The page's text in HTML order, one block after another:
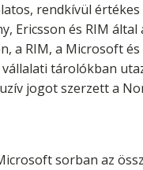
rendkívül
Ericsson és RIM
a RIM, a Microsoft
tárolókban
jogot szerzett a
sorban az